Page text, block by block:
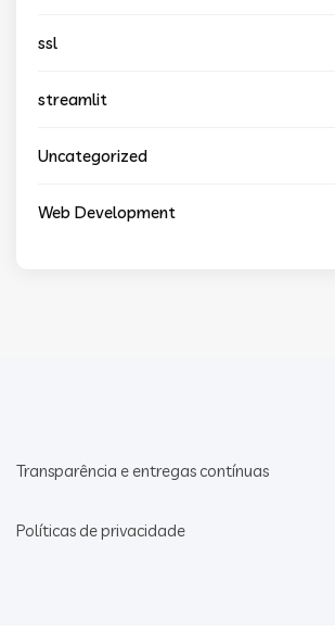
ssl
streamlit
Uncategorized
Web Development
Transparência e entregas contínuas
Políticas de privacidade